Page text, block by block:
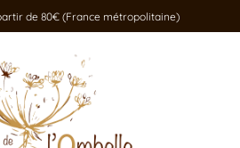
de 80€ (France métropolitaine)